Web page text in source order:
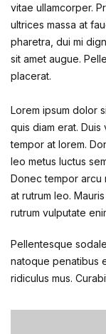
vitae ullamcorper.
ultrices massa at
pharetra, dui mi
sit amet augue.
placerat.
Lorem ipsum dolor
quis diam erat.
tempor at lorem.
leo metus luctus
Donec tempor arcu
at rutrum leo.
rutrum vulputate
Pellentesque
natoque penatibus
ridiculus mus.